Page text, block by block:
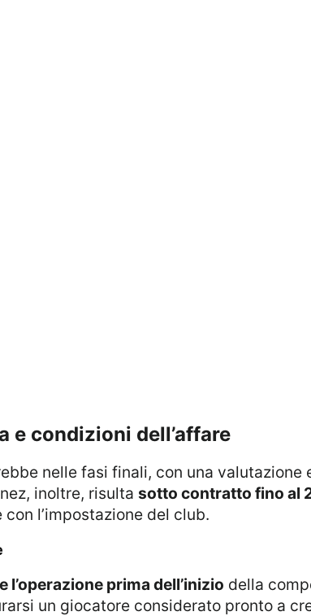
e condizioni dell’affare
nelle fasi finali, con una valutazione
inoltre, risulta sotto contratto fino al
l’impostazione del club.
l’operazione prima dell’inizio della
un giocatore considerato pronto a